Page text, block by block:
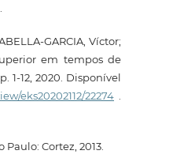
GARCIA, Víctor;
em tempos de
1-12, 2020. Disponível
eks20202112/22274
Paulo: Cortez, 2013.